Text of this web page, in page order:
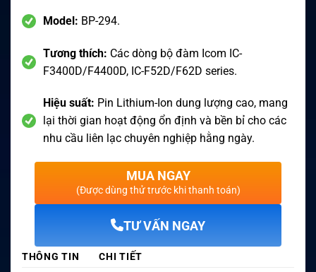
Model: BP-294.
Tương thích: Các dòng bộ đàm Icom IC-
F3400D/F4400D, IC-F52D/F62D series.
Hiệu suất: Pin Lithium-Ion dung lượng cao, mang
lại thời gian hoạt động ổn định và bền bỉ cho các
nhu cầu liên lạc chuyên nghiệp hằng ngày.
MUA NGAY
(Được dùng thử trước khi thanh toán)
TƯ VẤN NGAY
THÔNG TIN
CHI TIẾT